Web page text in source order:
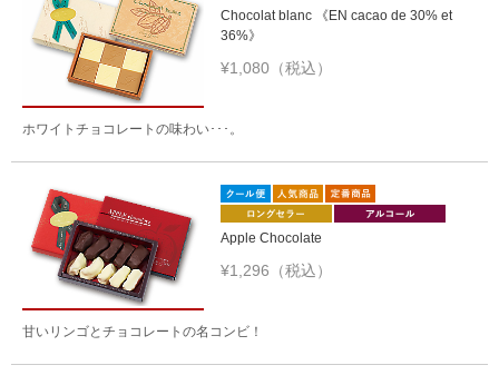
Chocolat blanc 《EN cacao de 30% et
36%》
¥1,080（税込）
ホワイトチョコレートの味わい･･･。
Apple Chocolate
¥1,296（税込）
甘いリンゴとチョコレートの名コンビ！